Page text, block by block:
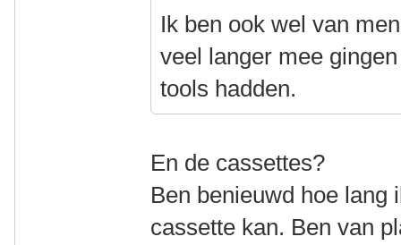
Ik ben ook wel van
veel langer mee
tools hadden.
En de cassettes?
Ben benieuwd hoe lang
cassette kan. Ben van